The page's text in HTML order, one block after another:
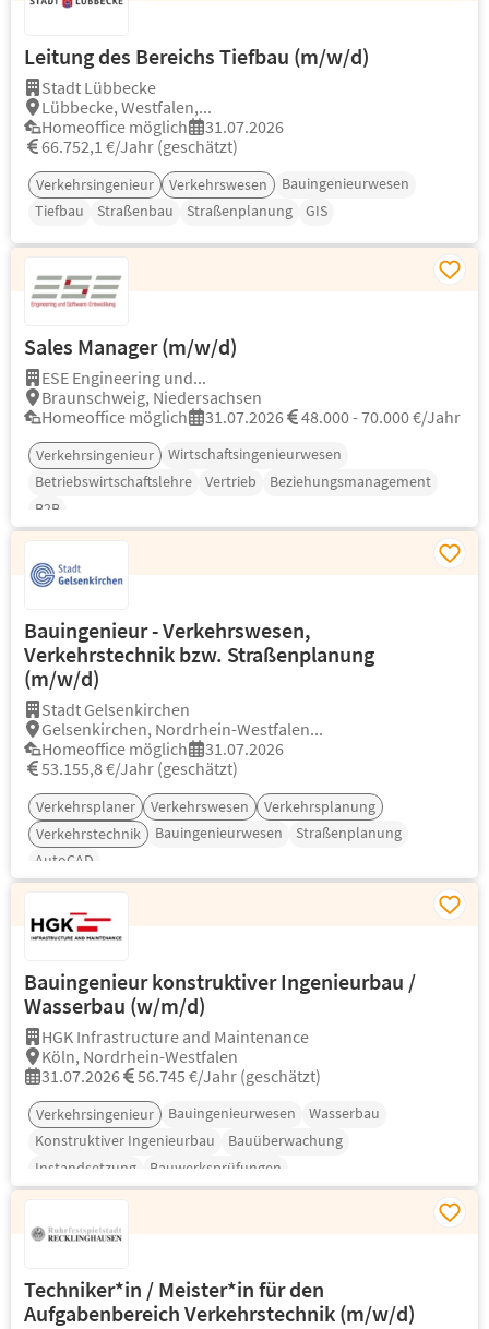
Leitung des Bereichs Tiefbau (m/w/d)
Stadt Lübbecke
Lübbecke, Westfalen,...
Homeoffice möglich
31.07.2026
66.752,1 €/Jahr (geschätzt)
Verkehrsingenieur Verkehrswesen
Bauingenieurwesen
Tiefbau
Straßenbau Straßenplanung GIS
Sales Manager (m/w/d)
ESE Engineering und...
Braunschweig, Niedersachsen
Homeoffice möglich
31.07.2026 48.000 - 70.000 €/Jahr
Verkehrsingenieur
Wirtschaftsingenieurwesen
Betriebswirtschaftslehre
Vertrieb
Beziehungsmanagement
B2B
Bauingenieur - Verkehrswesen,
Verkehrstechnik bzw. Straßenplanung
(m/w/d)
Stadt Gelsenkirchen
Gelsenkirchen, Nordrhein-Westfalen...
Homeoffice möglich
31.07.2026
53.155,8 €/Jahr (geschätzt)
Verkehrsplaner Verkehrswesen
Verkehrsplanung
Verkehrstechnik
Bauingenieurwesen
Straßenplanung
AutoCAD
Bauingenieur konstruktiver Ingenieurbau /
Wasserbau (w/m/d)
HGK Infrastructure and Maintenance
Köln, Nordrhein-Westfalen
31.07.2026
56.745 €/Jahr (geschätzt)
Verkehrsingenieur Bauingenieurwesen
Wasserbau
Konstruktiver Ingenieurbau
Bauüberwachung
Instandsetzung
Bauwerksprüfungen
Techniker*in / Meister*in für den
Aufgabenbereich Verkehrstechnik (m/w/d)